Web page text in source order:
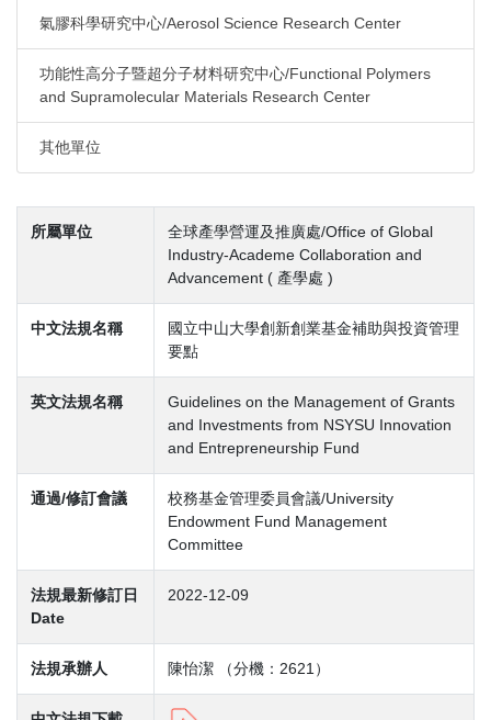
氣膠科學研究中心/Aerosol Science Research Center
功能性高分子暨超分子材料研究中心/Functional Polymers
and Supramolecular Materials Research Center
其他單位
所屬單位
全球產學營運及推廣處/Office of Global
Industry-Academe Collaboration and
Advancement ( 產學處 )
中文法規名稱
國立中山大學創新創業基金補助與投資管理
要點
英文法規名稱
Guidelines on the Management of Grants
and Investments from NSYSU Innovation
and Entrepreneurship Fund
通過/修訂會議
校務基金管理委員會議/University
Endowment Fund Management
Committee
法規最新修訂日
Date
2022-12-09
法規承辦人 陳怡潔 （分機：2621）